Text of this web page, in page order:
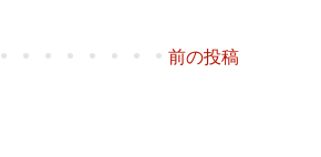
前の投稿